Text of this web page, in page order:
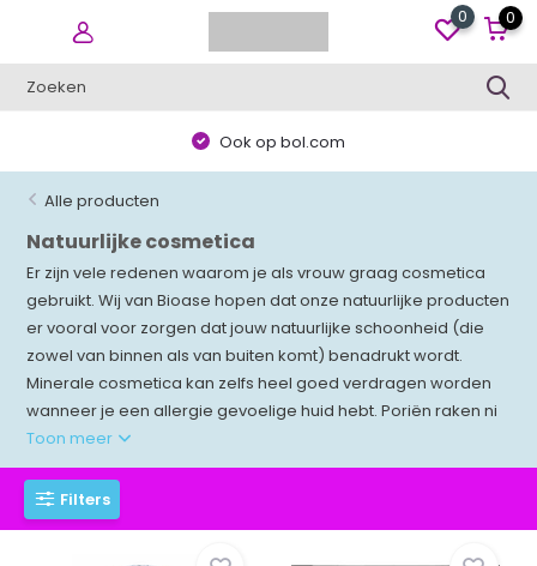
0 0
Ook op bol.com
Alle producten
Natuurlijke cosmetica
Er zijn vele redenen waarom je als vrouw graag cosmetica
gebruikt. Wij van Bioase hopen dat onze natuurlijke producten
er vooral voor zorgen dat jouw natuurlijke schoonheid (die
zowel van binnen als van buiten komt) benadrukt wordt.
Minerale cosmetica kan zelfs heel goed verdragen worden
wanneer je een allergie gevoelige huid hebt. Poriën raken ni
Toon meer
Filters